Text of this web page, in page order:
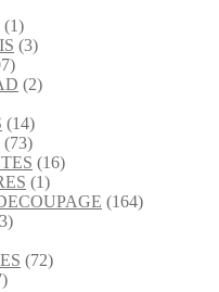
(1)
(3)
(2)
(14)
(73)
(16)
(1)
(164)
(72)